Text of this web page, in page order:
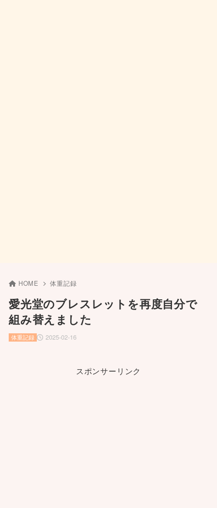
HOME 体重記録
愛光堂のブレスレットを再度自分で
組み替えました
2025-02-16
体重記録
スポンサーリンク